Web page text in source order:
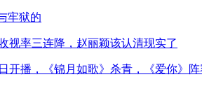
牢狱的
视率三连降，赵丽颖该认清现实了
开播，《锦月如歌》杀青，《爱你》阵